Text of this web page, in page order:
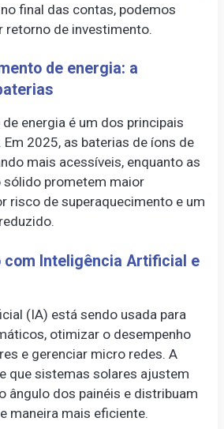
final das contas, podemos
retorno de investimento.
de energia: a
energia é um dos principais
2025, as baterias de íons de
mais acessíveis, enquanto as
sólido prometem maior
risco de superaquecimento e um
com Inteligência Artificial e
(IA) está sendo usada para
otimizar o desempenho
e gerenciar micro redes. A
que sistemas solares ajustem
ângulo dos painéis e distribuam
maneira mais eficiente.